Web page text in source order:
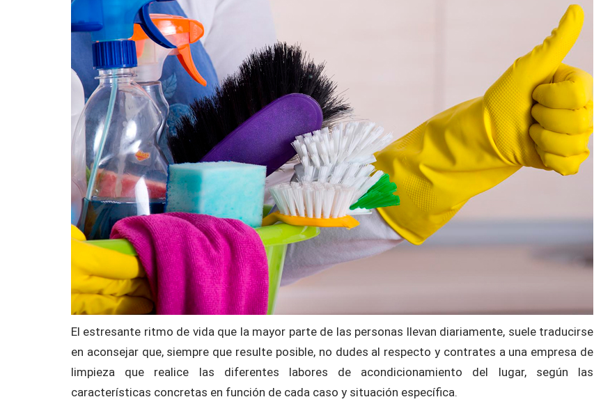
El estresante ritmo de vida que la mayor parte de las personas llevan diariamente, suele traducirse
en aconsejar que, siempre que resulte posible, no dudes al respecto y contrates a una empresa de
limpieza que realice las diferentes labores de acondicionamiento del lugar, según las
características concretas en función de cada caso y situación específica.